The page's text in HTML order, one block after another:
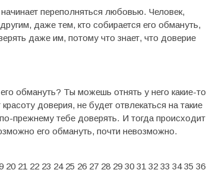
переполняться любовью. Человек,
даже тем, кто собирается его обмануть,
даже им, потому что знает, что доверие
обмануть? Ты можешь отнять у него какие-то
доверия, не будет отвлекаться на такие
прежнему тебе доверять. И тогда происходит
его обмануть, почти невозможно.
20 21 22 23 24 25 26 27 28 29 30 31 32 33 34 35 36